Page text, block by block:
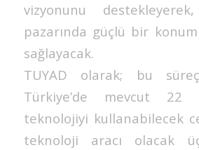
vizyonunu
pazarında güçlü bir
sağlayacak.
TUYAD olarak; bu
Türkiye’de mevcut 22
teknolojiyi kullanabilecek
teknoloji aracı olacak